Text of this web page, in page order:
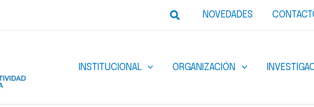
BuscarNOVEDADES
INSTITUCIONAL ORGANIZACIÓN